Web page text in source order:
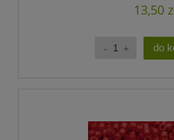
13,50
do